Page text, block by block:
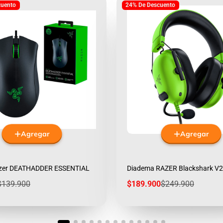
Agregar
DEATHADDER ESSENTIAL
24% De Descuento
Agregar
Diadema RAZER Blackshark
Precio
$189.900Precio
$249.900